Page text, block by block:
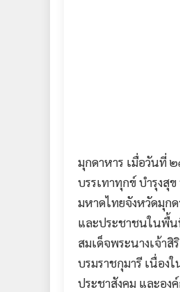
มุกดาหาร เมื่อวันที่
บรรเทาทุกข์ บำรุงสุ
มหาดไทยจังหวัดมุก
และประชาชนในพื้น
สมเด็จพระนางเจ้า
บรมราชกุมารี เนื่อง
ประชาสังคม และอง